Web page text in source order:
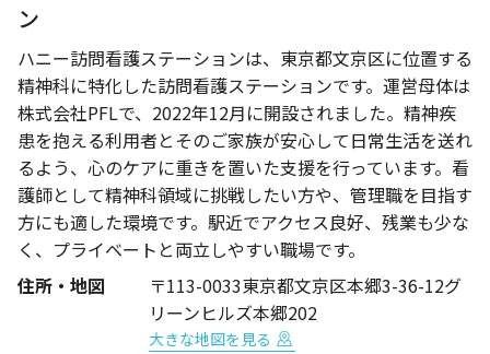
ン
ハニー訪問看護ステーションは、東京都文京区に位置する
精神科に特化した訪問看護ステーションです。運営母体は
株式会社PFLで、2022年12月に開設されました。精神疾
患を抱える利用者とそのご家族が安心して日常生活を送れ
るよう、心のケアに重きを置いた支援を行っています。看
護師として精神科領域に挑戦したい方や、管理職を目指す
方にも適した環境です。駅近でアクセス良好、残業も少な
く、プライベートと両立しやすい職場です。
住所・地図
〒113-0033東京都文京区本郷3-36-12グ
リーンヒルズ本郷202
大きな地図を見る